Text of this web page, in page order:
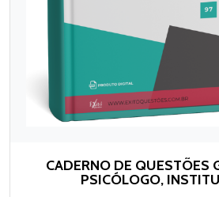
CADERNO DE QUESTÕES
PSICÓLOGO,